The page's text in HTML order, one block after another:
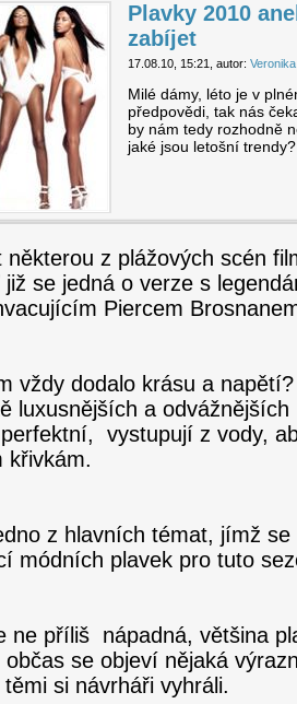
Plavky 2010
zabíjet
17.08.10, 15:21, autor: Veronika
Milé dámy, léto je v
předpovědi, tak nás
by nám tedy rozhodně
jaké jsou letošní trendy?
některou z plážových scén
se jedná o verze s
Piercem
vždy dodalo krásu a
luxusnějších a odvážnějších
vystupují z vody,
křivkám.
z hlavních témat, jímž
módních plavek pro tuto
ne příliš nápadná, většina
se objeví nějaká
si návrháři vyhráli.